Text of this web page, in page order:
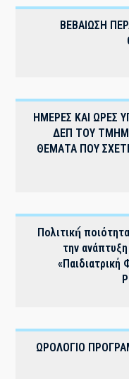
ΒΕΒΑΙΩΣΗ
ΗΜΕΡΕΣ ΚΑΙ ΩΡΕΣ
ΔΕΠ ΤΟΥ
ΘΕΜΑΤΑ ΠΟΥ
Πολιτική́
την
ΩΡΟΛΟΓΙΟ